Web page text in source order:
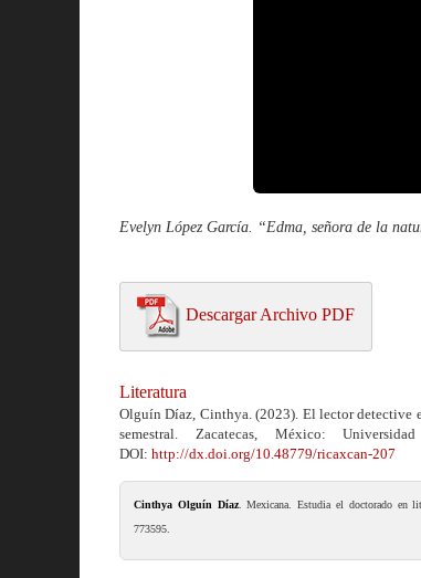
Evelyn López García. “Edma, señora de la
Descargar Archivo PDF
Literatura
Olguín Díaz, Cinthya. (2023). El lector detective
semestral. Zacatecas, México:
DOI: http://dx.doi.org/10.48779/ricaxcan-207
Cinthya Olguín Díaz. Mexicana. Estudia el doctorado en
773595.